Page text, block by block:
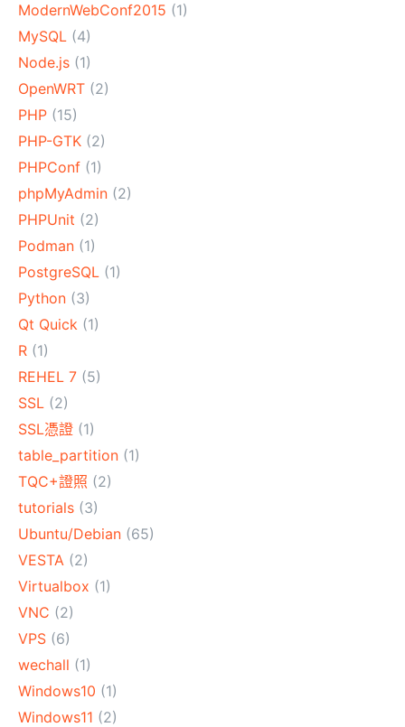
ModernWebConf2015 (1)
MySQL (4)
Node.js (1)
OpenWRT (2)
PHP (15)
PHP-GTK (2)
PHPConf (1)
phpMyAdmin (2)
PHPUnit (2)
Podman (1)
PostgreSQL (1)
Python (3)
Qt Quick (1)
R (1)
REHEL 7 (5)
SSL (2)
SSL憑證 (1)
table_partition (1)
TQC+證照 (2)
tutorials (3)
Ubuntu/Debian (65)
VESTA (2)
Virtualbox (1)
VNC (2)
VPS (6)
wechall (1)
Windows10 (1)
Windows11 (2)